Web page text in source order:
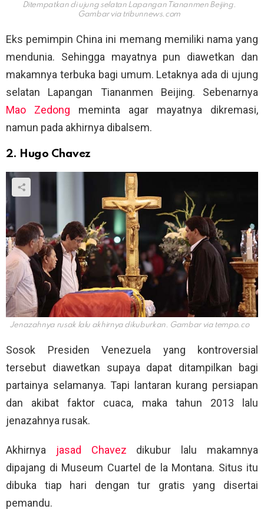
Ditempatkan di ujung selatan Lapangan Tiananmen Beijing.
Gambar via tribunnews.com
Eks pemimpin China ini memang memiliki nama yang
mendunia. Sehingga mayatnya pun diawetkan dan
makamnya terbuka bagi umum. Letaknya ada di ujung
selatan Lapangan Tiananmen Beijing. Sebenarnya
Mao Zedong meminta agar mayatnya dikremasi,
namun pada akhirnya dibalsem.
2. Hugo Chavez
Jenazahnya rusak lalu akhirnya dikuburkan. Gambar via tempo.co
Sosok Presiden Venezuela yang kontroversial
tersebut diawetkan supaya dapat ditampilkan bagi
partainya selamanya. Tapi lantaran kurang persiapan
dan akibat faktor cuaca, maka tahun 2013 lalu
jenazahnya rusak.
Akhirnya jasad Chavez dikubur lalu makamnya
dipajang di Museum Cuartel de la Montana. Situs itu
dibuka tiap hari dengan tur gratis yang disertai
pemandu.